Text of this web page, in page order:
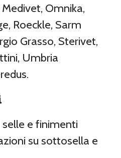
Omnika,
Roeckle, Sarm
Grasso, Sterivet,
Umbria
selle e finimenti
su sottosella e